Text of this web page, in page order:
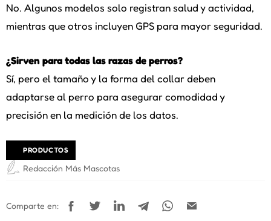
No. Algunos modelos solo registran salud y actividad,
mientras que otros incluyen GPS para mayor seguridad.
¿Sirven para todas las razas de perros?
Sí, pero el tamaño y la forma del collar deben
adaptarse al perro para asegurar comodidad y
precisión en la medición de los datos.
PRODUCTOS
Redacción Más Mascotas
Comparte en: